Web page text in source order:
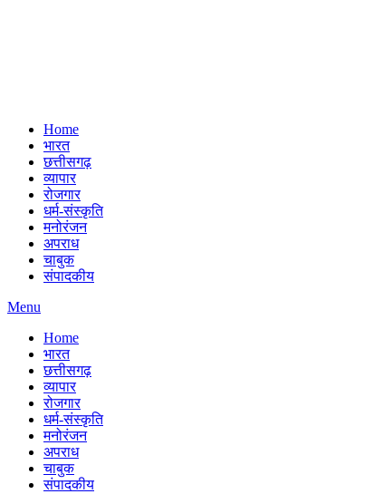
Home
भारत
छत्तीसगढ़
व्यापार
रोजगार
धर्म-संस्कृति
मनोरंजन
अपराध
चाबुक
संपादकीय
Menu
Home
भारत
छत्तीसगढ़
व्यापार
रोजगार
धर्म-संस्कृति
मनोरंजन
अपराध
चाबुक
संपादकीय